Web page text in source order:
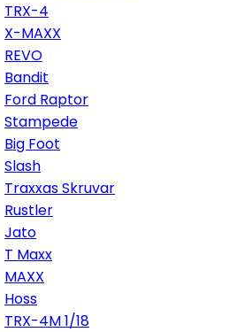
TRX-4
X-MAXX
REVO
Bandit
Ford Raptor
Stampede
Big Foot
Slash
Traxxas Skruvar
Rustler
Jato
T Maxx
MAXX
Hoss
TRX-4M 1/18